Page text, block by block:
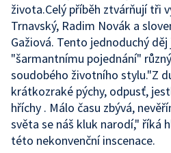
života.Celý příběh ztvárňují tři
Trnavský, Radim Novák a
Gažiová. Tento jednoduchý
"šarmantnímu pojednání"
soudobého životního stylu."Z
krátkozraké pýchy, odpusť,
hříchy . Málo času zbývá,
světa se náš kluk narodí," říká
této nekonvenční inscenace.